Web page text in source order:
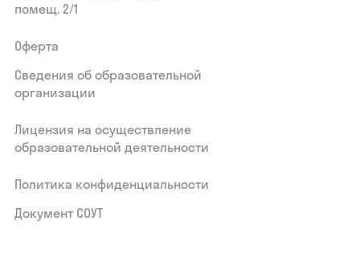
помещ. 2/1
Оферта
Сведения об образовательной
организации
Лицензия на осуществление
образовательной деятельности
Политика конфиденциальности
Документ СОУТ